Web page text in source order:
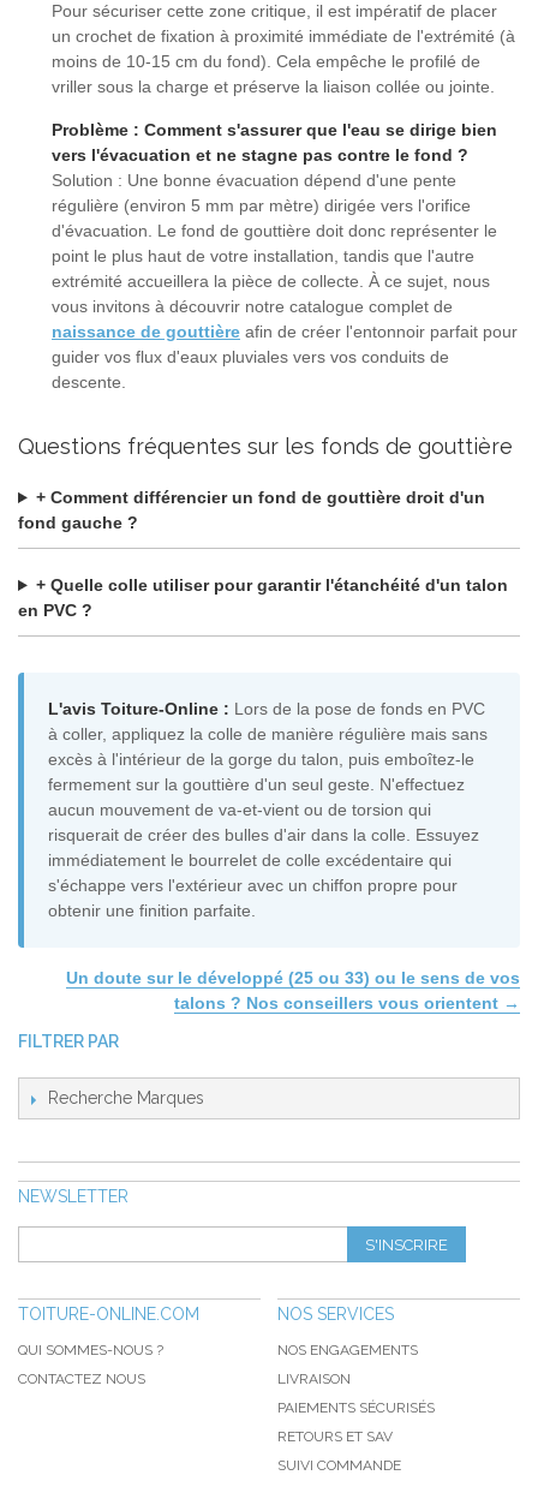
Pour sécuriser cette zone critique, il est impératif de placer
un crochet de fixation à proximité immédiate de l'extrémité (à
moins de 10-15 cm du fond). Cela empêche le profilé de
vriller sous la charge et préserve la liaison collée ou jointe.
Problème : Comment s'assurer que l'eau se dirige bien
vers l'évacuation et ne stagne pas contre le fond ?
Solution : Une bonne évacuation dépend d'une pente
régulière (environ 5 mm par mètre) dirigée vers l'orifice
d'évacuation. Le fond de gouttière doit donc représenter le
point le plus haut de votre installation, tandis que l'autre
extrémité accueillera la pièce de collecte. À ce sujet, nous
vous invitons à découvrir notre catalogue complet de
naissance de gouttière afin de créer l'entonnoir parfait pour
guider vos flux d'eaux pluviales vers vos conduits de
descente.
Questions fréquentes sur les fonds de gouttière
+ Comment différencier un fond de gouttière droit d'un
fond gauche ?
+ Quelle colle utiliser pour garantir l'étanchéité d'un talon
en PVC ?
L'avis Toiture-Online : Lors de la pose de fonds en PVC
à coller, appliquez la colle de manière régulière mais sans
excès à l'intérieur de la gorge du talon, puis emboîtez-le
fermement sur la gouttière d'un seul geste. N'effectuez
aucun mouvement de va-et-vient ou de torsion qui
risquerait de créer des bulles d'air dans la colle. Essuyez
immédiatement le bourrelet de colle excédentaire qui
s'échappe vers l'extérieur avec un chiffon propre pour
obtenir une finition parfaite.
Un doute sur le développé (25 ou 33) ou le sens de vos
talons ? Nos conseillers vous orientent →
FILTRER PAR
Recherche Marques
NEWSLETTER
S'INSCRIRE
TOITURE-ONLINE.COM
QUI SOMMES-NOUS ?
CONTACTEZ NOUS
NOS SERVICES
NOS ENGAGEMENTS
LIVRAISON
PAIEMENTS SÉCURISÉS
RETOURS ET SAV
SUIVI COMMANDE